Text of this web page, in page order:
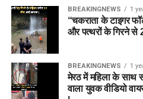
BREAKINGNEWS 1
“चकराता के टाइगर
और पत्थरों के गिरने से
BREAKINGNEWS 1
मेरठ में महिला के
वाला युवक वीडियो